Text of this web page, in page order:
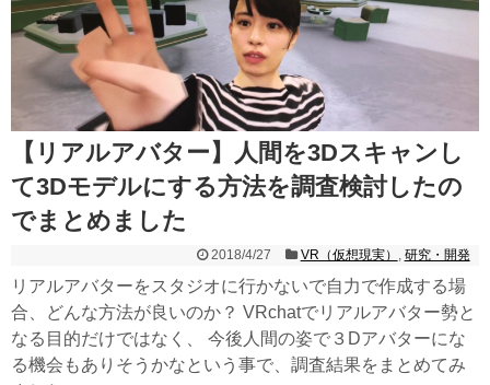
【リアルアバター】人間を3Dスキャンし
て3Dモデルにする方法を調査検討したの
でまとめました
2018/4/27 VR（仮想現実） , 研究・開発
リアルアバターをスタジオに行かないで自力で作成する場
合、どんな方法が良いのか？ VRchatでリアルアバター勢と
なる目的だけではなく、 今後人間の姿で３Dアバターにな
る機会もありそうかなという事で、調査結果をまとめてみ